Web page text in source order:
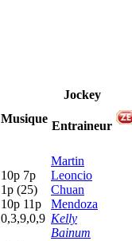
Musique
Jockey
Entraineur
10p 7p
1p (25)
10p 11p
0,3,9,0,9
Martin
Leoncio
Chuan
Mendoza
Kelly
Bainum